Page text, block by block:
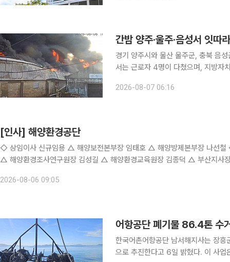
간밤 양주·울주·음성서 잇
경기 양주시와 울산 울주군, 충북 음
서는 근로자 4명이 다쳤으며, 지방자
2026-08-07 06:16
[인사] 해양환경공단
◇ 상임이사 신규임용 △ 해양보전본부장 임태호 △ 해양방제본부장 나선철 ◇ 실·원장급 △ 기획조정실장 이정대 △ 감사실장 진흥재
△ 해양환경조사연구원장 김성길 △ 해양환경교육원장 김종덕 △ 부산지사장 박한식 △ 인천
2026-08-06 09:05
어항공단 폐기물 86.4톤 수
한국어촌어항공단 남서해지사는 장
으로 추진한다고 6일 밝혔다. 이 사업은 장흥군이 주관하고 한국어촌어항공단이 위탁받아 시행한다